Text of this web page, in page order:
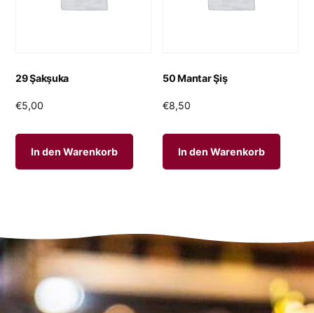
29 Şakşuka
€5,00
In den Warenkorb
50 Mantar Şiş
€8,50
In den Warenkorb